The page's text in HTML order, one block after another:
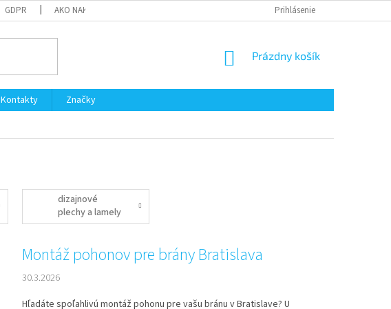
GDPR AKO NAKUPOVAŤ Prihlásenie
NÁKUPNÝ
Prázdny košík
Kontakty
Značky
dizajnové
plechy a lamely
na bránu
Montáž pohonov pre brány Bratislava
30.3.2026
Hľadáte spoľahlivú montáž pohonu pre vašu bránu v Bratislave? U